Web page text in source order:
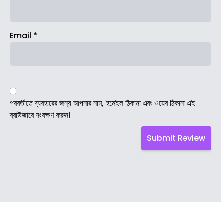
Email *
পরবর্তীতে ব্যবহারের জন্য আপনার নাম, ইমেইল ঠিকানা এবং ওয়েব ঠিকানা এই
ব্রাউজারে সংরক্ষণ করুন।